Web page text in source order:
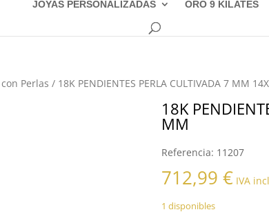
JOYAS PERSONALIZADAS
ORO 9 KILATES
Perlas / 18K PENDIENTES PERLA CULTIVADA 7 MM
18K
MM
Referencia: 11207
712,99 € IVA
1 disponibles